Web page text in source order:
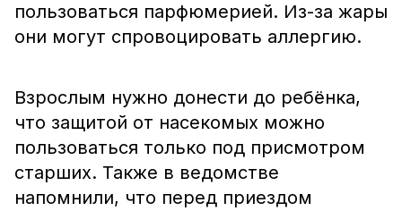
пользоваться парфюмерией. Из-за жары
они могут спровоцировать аллергию.
Взрослым нужно донести до ребёнка,
что защитой от насекомых можно
пользоваться только под присмотром
старших. Также в ведомстве
напомнили, что перед приездом